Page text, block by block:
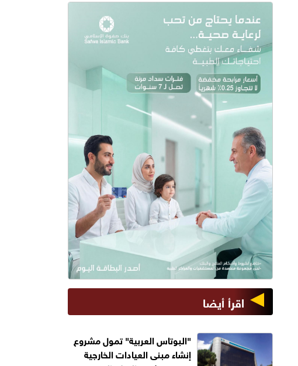
اقرأ أيضا
"البوتاس العربية" تمول مشروع
إنشاء مبنى العيادات الخارجية